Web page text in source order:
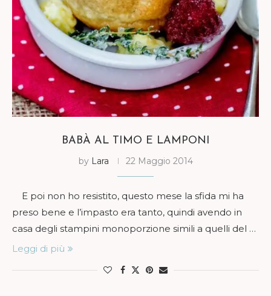
BABÀ AL TIMO E LAMPONI
by Lara 22 Maggio 2014
E poi non ho resistito, questo mese la sfida mi ha
preso bene e l’impasto era tanto, quindi avendo in
casa degli stampini monoporzione simili a quelli del …
Leggi di più